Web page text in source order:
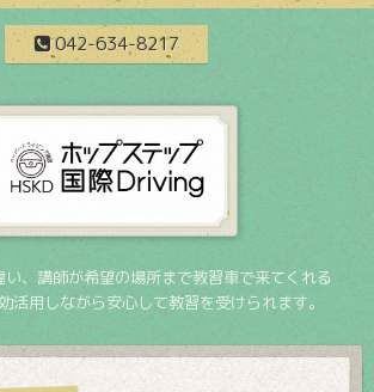
042-634-8217
い、講師が希望の場所まで教習車で来てくれる
活用しながら安心して教習を受けられます。